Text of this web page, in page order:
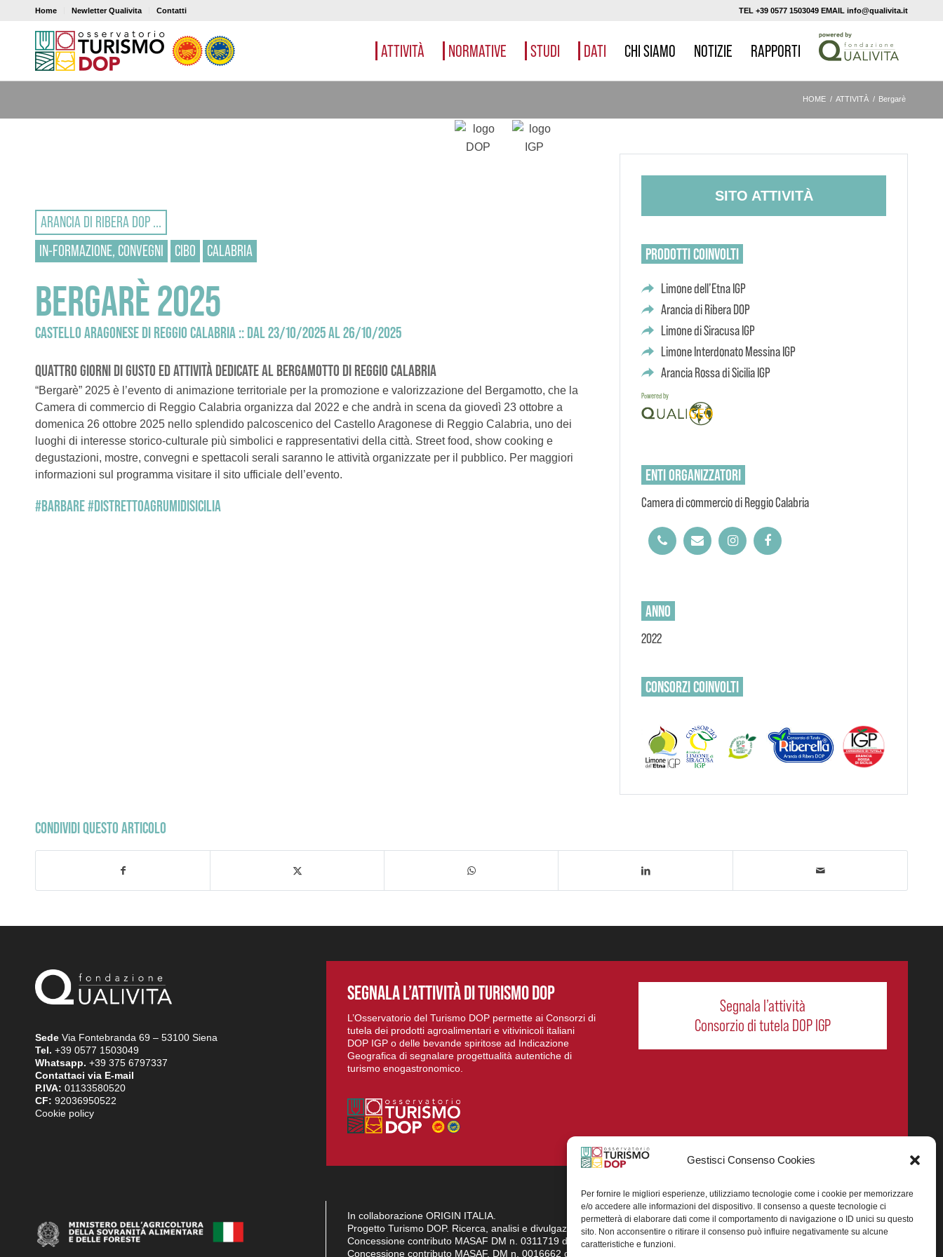
Gestisci Consenso Cookies
Per fornire le migliori esperienze, utilizziamo tecnologie come i cookie per memorizzare
e/o accedere alle informazioni del dispositivo. Il consenso a queste tecnologie ci
permetterà di elaborare dati come il comportamento di navigazione o ID unici su questo
sito. Non acconsentire o ritirare il consenso può influire negativamente su alcune
caratteristiche e funzioni.
Home Newletter Qualivita Contatti TEL +39 0577 1503049 EMAIL info@qualivita.it
ATTIVITÀ NORMATIVE STUDI DATI CHI SIAMO NOTIZIE RAPPORTI
HOME / ATTIVITÀ / Bergarè
ARANCIA DI RIBERA DOP ...
IN-FORMAZIONE, CONVEGNI
CIBO CALABRIA
BERGARÈ 2025
CASTELLO ARAGONESE DI REGGIO CALABRIA :: DAL 23/10/2025 AL 26/10/2025
QUATTRO GIORNI DI GUSTO ED ATTIVITÀ DEDICATE AL BERGAMOTTO DI REGGIO CALABRIA
“Bergarè” 2025 è l’evento di animazione territoriale per la promozione e valorizzazione del Bergamotto, che la
Camera di commercio di Reggio Calabria organizza dal 2022 e che andrà in scena da giovedì 23 ottobre a
domenica 26 ottobre 2025 nello splendido palcoscenico del Castello Aragonese di Reggio Calabria, uno dei
luoghi di interesse storico-culturale più simbolici e rappresentativi della città. Street food, show cooking e
degustazioni, mostre, convegni e spettacoli serali saranno le attività organizzate per il pubblico. Per maggiori
informazioni sul programma visitare il sito ufficiale dell’evento.
#BARBARE #DISTRETTOAGRUMIDISICILIA
SITO ATTIVITÀ
PRODOTTICOINVOLTI
Limone dell’Etna IGP
Arancia di Ribera DOP
Limone di Siracusa IGP
Limone Interdonato Messina IGP
Arancia Rossa di Sicilia IGP
Powered by
ENTIORGANIZZATORI
Camera di commercio di Reggio Calabria
ANNO
2022
CONSORZICOINVOLTI
CONDIVIDI QUESTO ARTICOLO
Sede Via Fontebranda 69 – 53100 Siena
Tel. +39 0577 1503049
Whatsapp. +39 375 6797337
Contattaci via E-mail
P.IVA: 01133580520
CF: 92036950522
Cookie policy
SEGNALA L’ATTIVITÀ DI TURISMO DOP
L’Osservatorio del Turismo DOP permette ai Consorzi di
tutela dei prodotti agroalimentari e vitivinicoli italiani
DOP IGP o delle bevande spiritose ad Indicazione
Geografica di segnalare progettualità autentiche di
turismo enogastronomico.
Segnala l’attività
Consorzio di tutela DOP IGP
In collaborazione ORIGIN ITALIA.
Progetto Turismo DOP. Ricerca, analisi e divulgazione del turismo enogastronomico dei prodotti DOP IGP italiani.
Concessione contributo MASAF DM n. 0311719 del 15/06/2023
Concessione contributo MASAF, DM n. 0016662 del 15/01/2025 (CUP J88H24002560007)